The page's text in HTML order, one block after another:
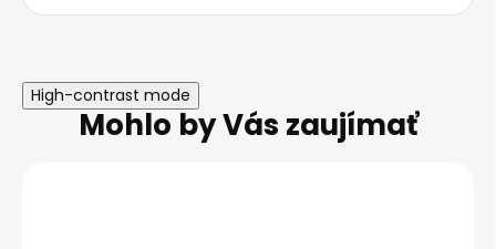
High-contrast mode
Mohlo by Vás zaujímať